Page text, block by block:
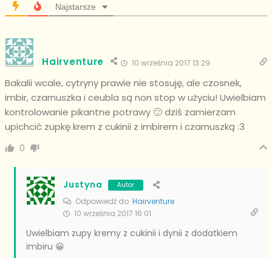
Najstarsze
Hairventure 10 września 2017 13:29
Bakalii wcale, cytryny prawie nie stosuję, ale czosnek,
imbir, czarnuszka i ceubla są non stop w użyciu! Uwielbiam
kontrolowanie pikantne potrawy 🙂 dziś zamierzam
upichcić zupkę krem z cukinii z imbirem i czarnuszką :3
0
Justyna Autor
Odpowiedź doHairventure
10 września 2017 16:01
Uwielbiam zupy kremy z cukinii i dynii z dodatkiem
imbiru 😀